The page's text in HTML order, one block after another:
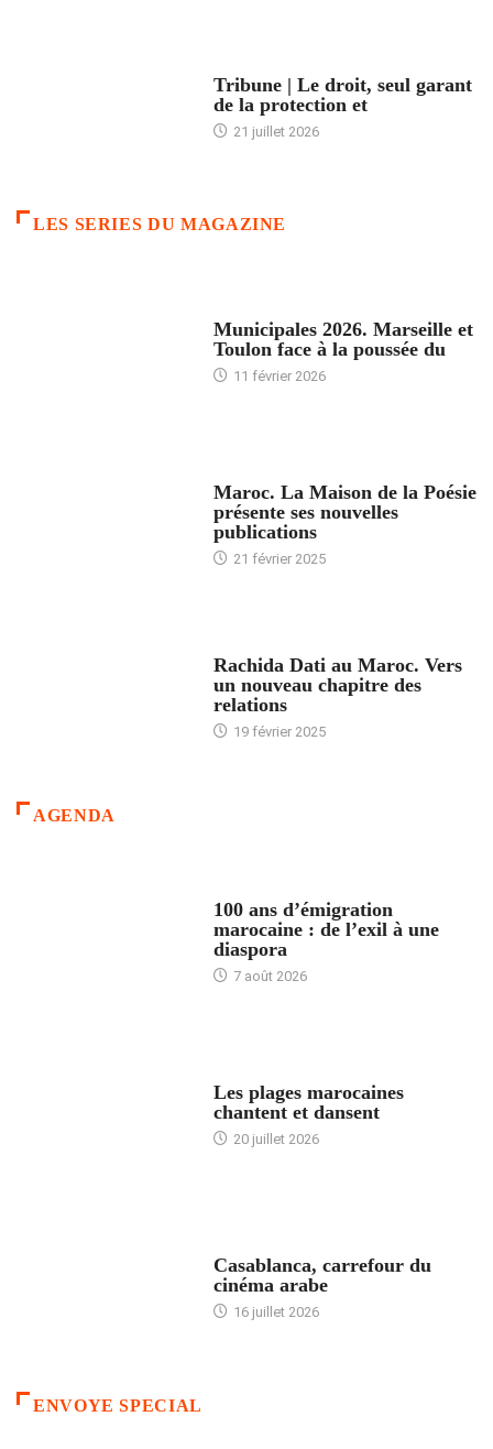
Tribune | Le droit, seul garant
de la protection et
21 juillet 2026
LES SERIES DU MAGAZINE
Municipales 2026. Marseille et
Toulon face à la poussée du
11 février 2026
Maroc. La Maison de la Poésie
présente ses nouvelles
publications
21 février 2025
Rachida Dati au Maroc. Vers
un nouveau chapitre des
relations
19 février 2025
AGENDA
100 ans d’émigration
marocaine : de l’exil à une
diaspora
7 août 2026
Les plages marocaines
chantent et dansent
20 juillet 2026
Casablanca, carrefour du
cinéma arabe
16 juillet 2026
ENVOYE SPECIAL